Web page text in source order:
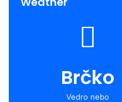
Brčko
Vedro nebo